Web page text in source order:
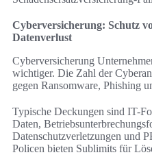
Cyberversicherung: Schutz
Datenverlust
Cyberversicherung
wichtiger. Die Zahl der
gegen Ransomware, Phishing
Typische Deckungen sind IT-
Daten,
Datenschutzverletzungen und
Policen bieten Sublimits für